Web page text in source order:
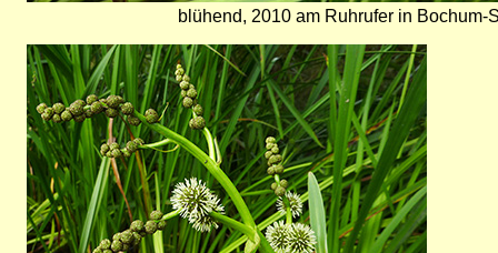
blühend, 2010 am Ruhrufer in
Bild